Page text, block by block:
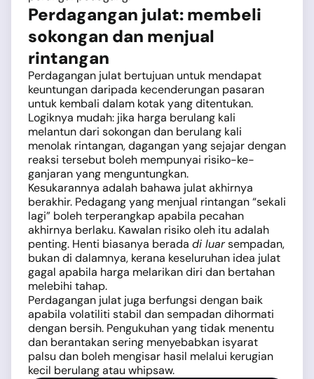
Perdagangan julat: membeli
sokongan dan menjual
rintangan
Perdagangan julat bertujuan untuk mendapat
keuntungan daripada kecenderungan pasaran
untuk kembali dalam kotak yang ditentukan.
Logiknya mudah: jika harga berulang kali
melantun dari sokongan dan berulang kali
menolak rintangan, dagangan yang sejajar dengan
reaksi tersebut boleh mempunyai risiko-ke-
ganjaran yang menguntungkan.
Kesukarannya adalah bahawa julat akhirnya
berakhir. Pedagang yang menjual rintangan “sekali
lagi” boleh terperangkap apabila pecahan
akhirnya berlaku. Kawalan risiko oleh itu adalah
penting. Henti biasanya berada di luarsempadan,
bukan di dalamnya, kerana keseluruhan idea julat
gagal apabila harga melarikan diri dan bertahan
melebihi tahap.
Perdagangan julat juga berfungsi dengan baik
apabila volatiliti stabil dan sempadan dihormati
dengan bersih. Pengukuhan yang tidak menentu
dan berantakan sering menyebabkan isyarat
palsu dan boleh mengisar hasil melalui kerugian
kecil berulang atau whipsaw.